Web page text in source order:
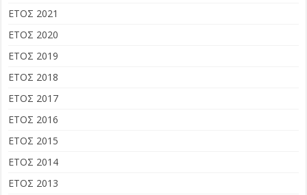
ΕΤΟΣ 2021
ΕΤΟΣ 2020
ΕΤΟΣ 2019
ΕΤΟΣ 2018
ΕΤΟΣ 2017
ΕΤΟΣ 2016
ΕΤΟΣ 2015
ΕΤΟΣ 2014
ΕΤΟΣ 2013